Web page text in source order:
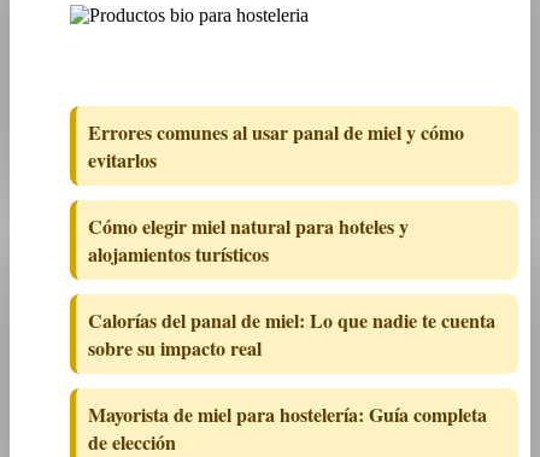
Errores comunes al usar panal de miel y cómo
evitarlos
Cómo elegir miel natural para hoteles y
alojamientos turísticos
Calorías del panal de miel: Lo que nadie te cuenta
sobre su impacto real
Mayorista de miel para hostelería: Guía completa
de elección